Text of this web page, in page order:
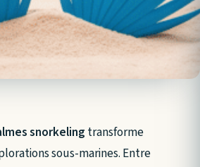
snorkeling transforme
sous-marines. Entre